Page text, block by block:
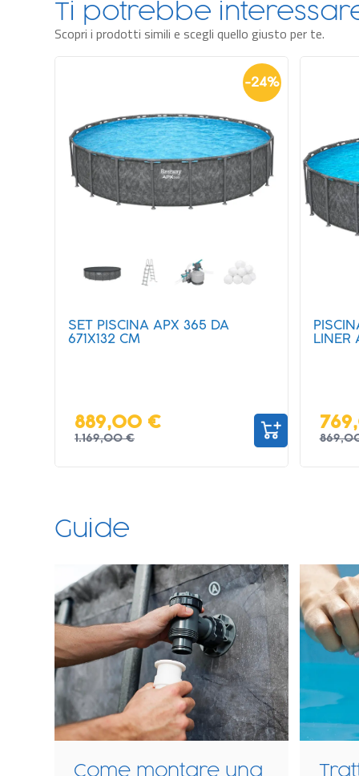
Ti potrebbe
Scopri i prodotti simili e scegli quello giusto per te.
-24%
SET PISCINA APX 365 DA
671X132 CM
889,00 €
1.169,00 €
LINER
Guide
Guida alla scelta